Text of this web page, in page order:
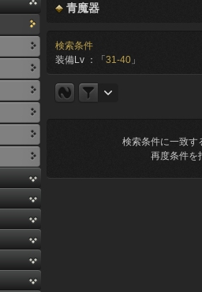
青魔器
検索条件
装備Lv ：「 31-40 」
検索条件に一致す
再度条件を